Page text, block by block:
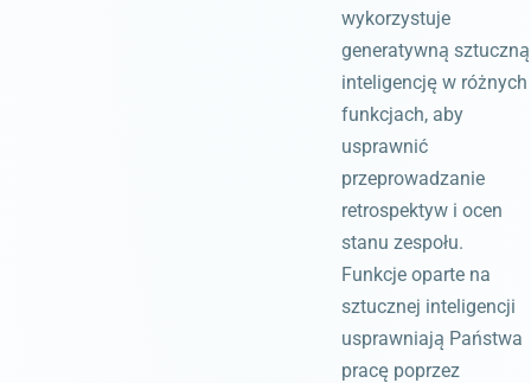
wykorzystuje
generatywną sztuczną
inteligencję w różnych
funkcjach, aby
usprawnić
przeprowadzanie
retrospektyw i ocen
stanu zespołu.
Funkcje oparte na
sztucznej inteligencji
usprawniają Państwa
pracę poprzez